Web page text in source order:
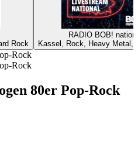
Rock
RADIO BOB!
Kassel, Rock, Heavy Metal,
Rock
Rock
80er Pop-Rock